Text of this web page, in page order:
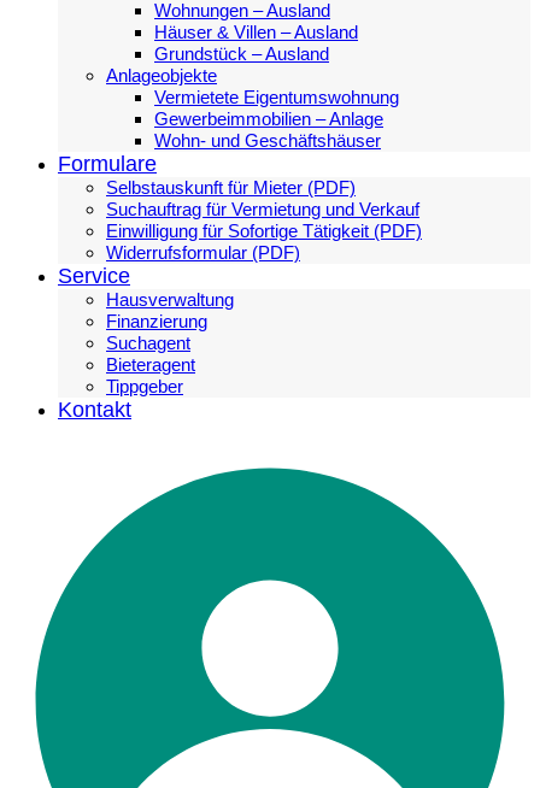
Wohnungen – Ausland
Häuser & Villen – Ausland
Grundstück – Ausland
Anlageobjekte
Vermietete Eigentumswohnung
Gewerbeimmobilien – Anlage
Wohn- und Geschäftshäuser
Formulare
Selbstauskunft für Mieter (PDF)
Suchauftrag für Vermietung und Verkauf
Einwilligung für Sofortige Tätigkeit (PDF)
Widerrufsformular (PDF)
Service
Hausverwaltung
Finanzierung
Suchagent
Bieteragent
Tippgeber
Kontakt